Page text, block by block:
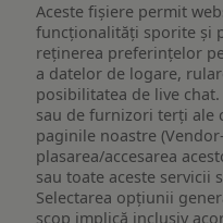
Aceste fișiere permit
funcționalități sporite și
reţinerea preferinţelor
a datelor de logare,
posibilitatea de live
sau de furnizori terți ale
paginile noastre
plasarea/accesarea
sau toate aceste servicii
Selectarea opțiunii
scop implică inclusiv